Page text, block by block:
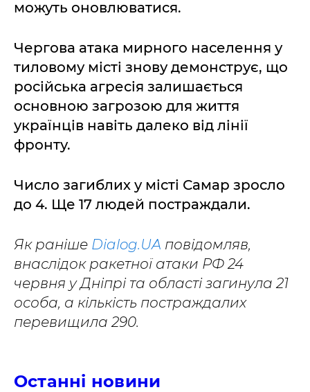
можуть оновлюватися.
Чергова атака мирного населення у
тиловому місті знову демонструє, що
російська агресія залишається
основною загрозою для життя
українців навіть далеко від лінії
фронту.
Число загиблих у місті Самар зросло
до 4. Ще 17 людей постраждали.
Як раніше Dialog.UA повідомляв,
внаслідок ракетної атаки РФ 24
червня у Дніпрі та області загинула 21
особа, а кількість постраждалих
перевищила 290.
Останні новини